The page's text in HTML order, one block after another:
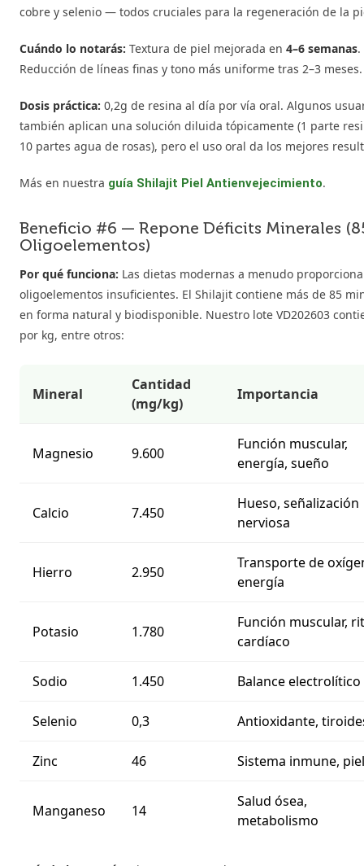
cobre y selenio — todos cruciales para la regeneración de la
Cuándo lo notarás: Textura de piel mejorada en 4–6 semanas.
Reducción de líneas finas y tono más uniforme tras 2–3 meses.
Dosis práctica: 0,2g de resina al día por vía oral. Algunos
también aplican una solución diluida tópicamente (1 parte
10 partes agua de rosas), pero el uso oral da los mejores
Más en nuestra guía Shilajit Piel Antienvejecimiento.
Beneficio #6 — Repone Déficits Minerales
Oligoelementos)
Por qué funciona: Las dietas modernas a menudo
oligoelementos insuficientes. El Shilajit contiene más de 85
en forma natural y biodisponible. Nuestro lote VD202603
por kg, entre otros:
Mineral
Cantidad
(mg/kg)
Importancia
Magnesio 9.600
Función muscular,
energía, sueño
Calcio 7.450
Hueso, señalización
nerviosa
Hierro 2.950
Transporte de
energía
Potasio 1.780
Función muscular,
cardíaco
Sodio 1.450 Balance electrolítico
Selenio 0,3 Antioxidante,
Zinc 46 Sistema inmune, piel
Manganeso 14
Salud ósea,
metabolismo